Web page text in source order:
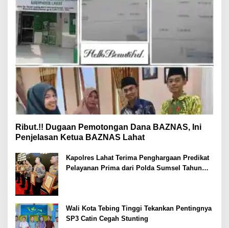
Ribut.!! Dugaan Pemotongan Dana BAZNAS, Ini
Penjelasan Ketua BAZNAS Lahat
Kapolres Lahat Terima Penghargaan Predikat
Pelayanan Prima dari Polda Sumsel Tahun
Wali Kota Tebing Tinggi Tekankan Pentingnya
SP3 Catin Cegah Stunting